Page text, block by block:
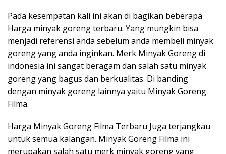
Pada kesempatan kali ini akan di bagikan beberapa
Harga minyak goreng terbaru. Yang mungkin bisa
menjadi referensi anda sebelum anda membeli minyak
goreng yang anda inginkan. Merk Minyak Goreng di
indonesia ini sangat beragam dan salah satu minyak
goreng yang bagus dan berkualitas. Di banding
dengan minyak goreng lainnya yaitu Minyak Goreng
Filma.
Harga Minyak Goreng Filma Terbaru Juga terjangkau
untuk semua kalangan. Minyak Goreng Filma ini
merupakan salah satu merk minyak goreng yang